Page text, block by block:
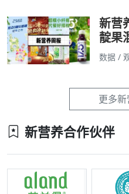
新营
靛果
数据 /
更多
新营养合作伙伴